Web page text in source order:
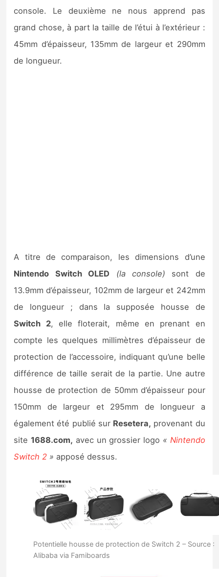
console. Le deuxième ne nous apprend pas
grand chose, à part la taille de l’étui à l’extérieur :
45mm d’épaisseur, 135mm de largeur et 290mm
de longueur.
A titre de comparaison, les dimensions d’une
Nintendo Switch OLED
(la console) sont de
13.9mm d’épaisseur, 102mm de largeur et 242mm
de longueur ; dans la supposée housse de
Switch 2, elle floterait, même en prenant en
compte les quelques millimètres d’épaisseur de
protection de l’accessoire, indiquant qu’une belle
différence de taille serait de la partie. Une autre
housse de protection de 50mm d’épaisseur pour
150mm de largeur et 295mm de longueur a
également été publié sur Resetera, provenant du
site1688.com, avec un grossier logo « Nintendo
Switch 2 » apposé dessus.
Potentielle housse de protection de Switch 2 – Source :
Alibaba via Famiboards